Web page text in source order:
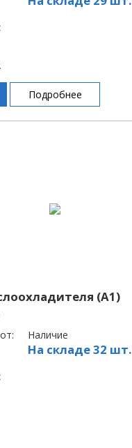
Подробнее
(A1)
Наличие
На складе 32 шт.